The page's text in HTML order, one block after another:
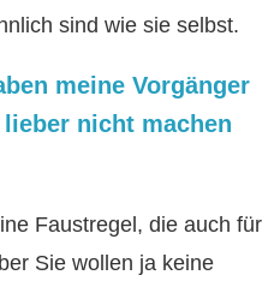
sind wie sie selbst.
meine Vorgänger
nicht machen
Faustregel, die auch für
Sie wollen ja keine